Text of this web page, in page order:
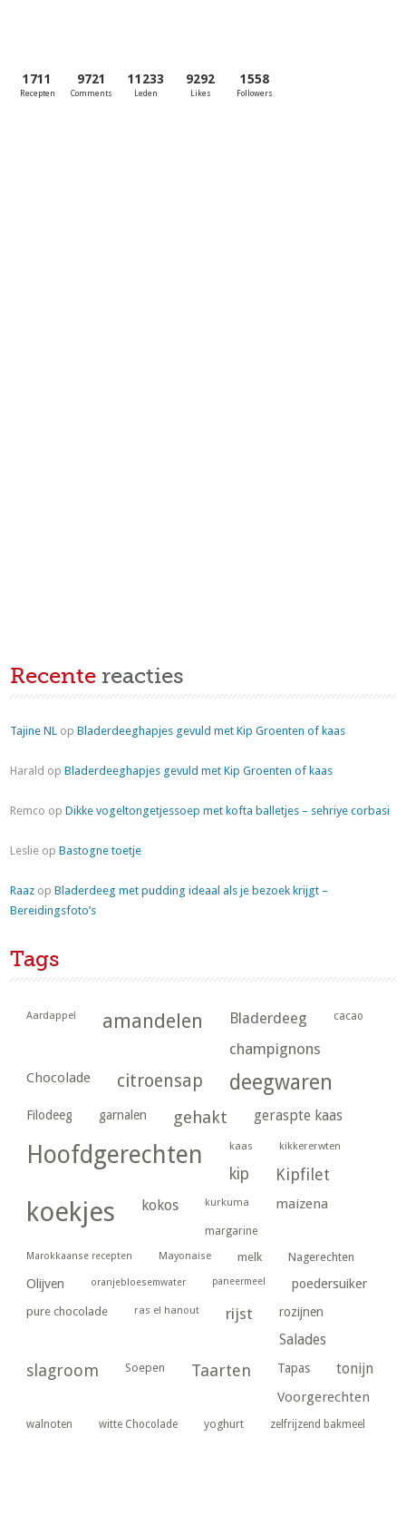
1711
Recepten
9721
Comments
11233
Leden
9292
Likes
1558
Followers
Recente reacties
Tajine NL opBladerdeeghapjes gevuld met Kip Groenten of kaas
Harald opBladerdeeghapjes gevuld met Kip Groenten of kaas
Remco opDikke vogeltongetjessoep met kofta balletjes – sehriye corbasi
Leslie opBastogne toetje
Raaz opBladerdeeg met pudding ideaal als je bezoek krijgt –
Bereidingsfoto’s
Tags
Aardappel amandelen Bladerdeeg cacao
champignons
Chocolade citroensap deegwaren
Filodeeg garnalen gehakt geraspte kaas
Hoofdgerechten kaas kikkererwten
kip Kipfilet
koekjes kokos kurkuma maizena
margarine
Marokkaanse recepten Mayonaise melk Nagerechten
Olijven oranjebloesemwater paneermeel poedersuiker
pure chocolade ras el hanout rijst rozijnen
Salades
slagroom Soepen Taarten Tapas tonijn
Voorgerechten
walnoten witte Chocolade yoghurt zelfrijzend bakmeel